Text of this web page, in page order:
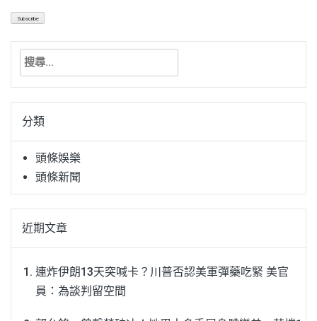
搜
關
字:分類
頭條娛樂
頭條新聞
近期文章
連炸伊朗13天突喊卡？川普否認美軍彈藥吃緊 美官
員：為談判留空間